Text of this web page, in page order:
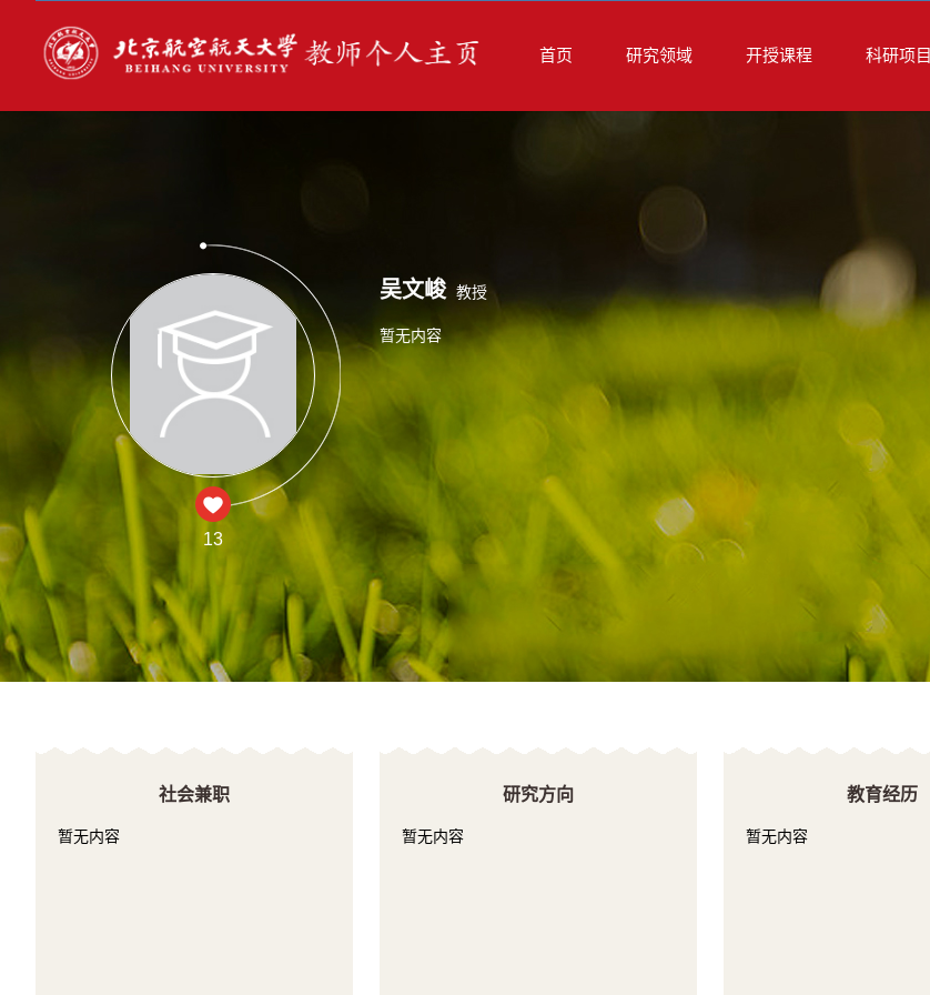
首页 研究领域 开授课程 科研项目
13
吴文峻 教授
暂无内容
社会兼职
暂无内容
研究方向
暂无内容
教育经历
暂无内容